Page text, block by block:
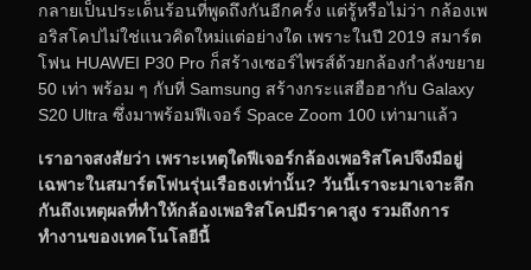
กลายเป็นประเด็นร้อนที่พูดถึงกันอีกครั้ง แต่รู้หรือไม่ว่า กล้องเพ
อริสโคปไม่ใช่แนวคิดใหม่แต่อย่างใด เพราะในปี 2019 สมาร์ต
โฟน HUAWEI P30 Pro ก็สร้างเซอร์ไพรส์ด้วยกล้องกำลังขยาย
50 เท่า พร้อม ๆ กับที่ Samsung สร้างกระแสฮือฮากับ Galaxy
S20 Ultra ซึ่งมาพร้อมฟีเจอร์ Space Zoom 100 เท่ามาแล้ว
เราอาจสงสัยว่า เพราะเหตุใดฟีเจอร์กล้องเพอริสโคปจึงมีอยู่
เฉพาะในสมาร์ตโฟนรุ่นเรือธงเท่านั้น? วันนี้เราจะมาเจาะลึก
กันถึงเหตุผลที่ทำให้กล้องเพอริสโคปมีราคาสูง รวมถึงการ
ทำงานของเทคโนโลยีนี้